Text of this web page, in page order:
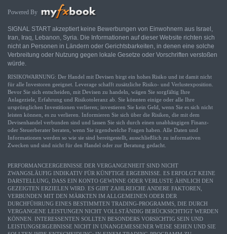
Powered By
SIGNAL START akzeptiert keine Bewerbungen von Einwohnern aus Israel,
Iran, Iraq, Lebanon, Syria. Die Informationen auf dieser Website richten sich
nicht an Personen in Ländern oder Gerichtsbarkeiten, in denen eine solche
Verbreitung oder Nutzung gegen lokale Gesetze oder Vorschriften verstoßen
würde.
RISIKOWARNUNG: Der Handel mit Devisen birgt ein hohes Risiko und ist damit nicht
für alle Investoren geeignet. Leverage schafft zusätzliche Risiko- und Verlustexposition.
Bevor Sie sich entscheiden, mit Devisen zu handeln, wägen Sie sorgfältig Ihre
Anlageziele, Erfahrung und Risikotoleranz ab. Sie könnten einige oder alle Ihre
ursprünglichen Investitionen verlieren; investieren Sie kein Geld, wenn Sie es sich nicht
leisten können, es zu verlieren. Informieren Sie sich über die Risiken, die mit dem
Devisenhandel verbunden sind und lassen Sie sich durch einen unabhängigen Finanz-
oder Steuerberater beraten, wenn Sie irgendwelche Fragen haben. Alle Daten und
Informationen werden so wie sie sind bereitgestellt, ausschließlich zu informativen
Zwecken und sind nicht für den Handel oder zur Beratung gedacht.
PERFORMANCEERGEBNISSE DER VERGANGENHEIT SIND NICHT
ZWANGSLÄUFIG INDIKATIV FÜR KÜNFTIGE ERGEBNISSE. ES ERFOLGT KEINE
DARSTELLUNG, DASS EIN KONTO GEWINNE ODER VERLUSTE ÄHNLICH DEN
GEZEIGTEN ERZIELEN WIRD. ES GIBT ZAHLREICHE ANDERE FAKTOREN,
VERBUNDEN MIT DEN MÄRKTEN IM ALLGEMEINEN ODER DER
DURCHFÜHRUNG EINES BESTIMMTEN TRADING-PROGRAMMS, DIE DURCH
VERGANGENE LEISTUNGEN NICHT VOLLSTÄNDIG BERÜCKSICHTIGT WERDEN
KÖNNEN. INTERESSENTEN SOLLTEN BESONDERS VORSICHTIG SEIN UND
LEISTUNGSERGEBNISSE NICHT IN UNANGEMESSENER WEISE SEHEN UND SIE